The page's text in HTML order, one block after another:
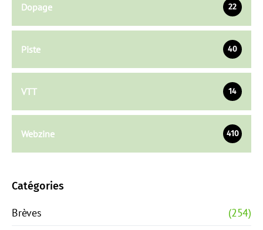
Dopage 22
Piste 40
VTT 14
Webzine 410
Catégories
Brèves
(254)